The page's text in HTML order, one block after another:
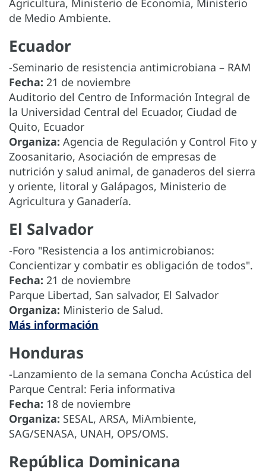
Agricultura, Ministerio de Economía, Ministerio
de Medio Ambiente.
Ecuador
-Seminario de resistencia antimicrobiana – RAM
Fecha: 21 de noviembre
Auditorio del Centro de Información Integral de
la Universidad Central del Ecuador, Ciudad de
Quito, Ecuador
Organiza: Agencia de Regulación y Control Fito y
Zoosanitario, Asociación de empresas de
nutrición y salud animal, de ganaderos del sierra
y oriente, litoral y Galápagos, Ministerio de
Agricultura y Ganadería.
El Salvador
-Foro "Resistencia a los antimicrobianos:
Concientizar y combatir es obligación de todos".
Fecha: 21 de noviembre
Parque Libertad, San salvador, El Salvador
Organiza: Ministerio de Salud.
Más información
Honduras
-Lanzamiento de la semana Concha Acústica del
Parque Central: Feria informativa
Fecha: 18 de noviembre
Organiza: SESAL, ARSA, MiAmbiente,
SAG/SENASA, UNAH, OPS/OMS.
República Dominicana